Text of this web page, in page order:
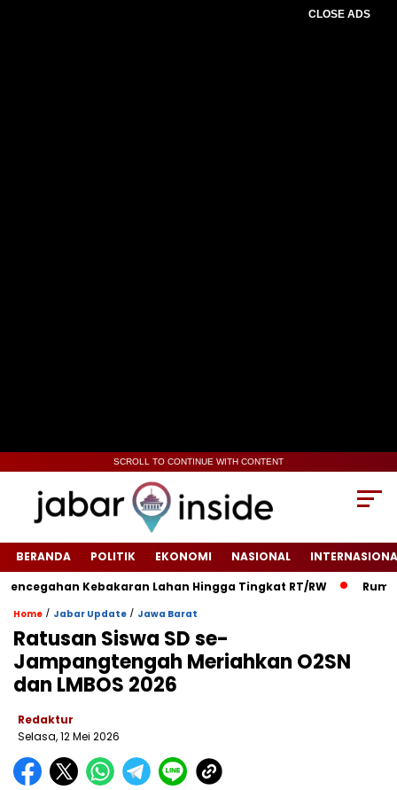
CLOSE ADS
SCROLL TO CONTINUE WITH CONTENT
BERANDA POLITIK EKONOMI NASIONAL
Kebakaran Lahan Hingga Tingkat RT/RW‎
‎Rumah
Home / Jabar Update / Jawa Barat
‎Ratusan Siswa SD se-
Jampangtengah Meriahkan O2SN
dan LMBOS 2026‎
Redaktur
Selasa, 12 Mei 2026